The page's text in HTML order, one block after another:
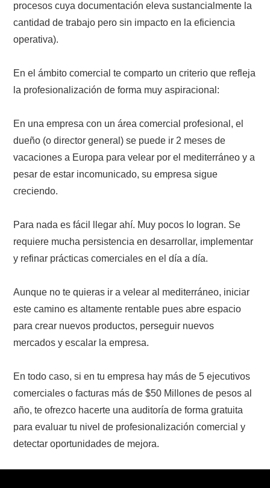
procesos cuya documentación eleva sustancialmente la
cantidad de trabajo pero sin impacto en la eficiencia
operativa).
En el ámbito comercial te comparto un criterio que refleja
la profesionalización de forma muy aspiracional:
En una empresa con un área comercial profesional, el
dueño (o director general) se puede ir 2 meses de
vacaciones a Europa para velear por el mediterráneo y a
pesar de estar incomunicado, su empresa sigue
creciendo.
Para nada es fácil llegar ahí. Muy pocos lo logran. Se
requiere mucha persistencia en desarrollar, implementar
y refinar prácticas comerciales en el día a día.
Aunque no te quieras ir a velear al mediterráneo, iniciar
este camino es altamente rentable pues abre espacio
para crear nuevos productos, perseguir nuevos
mercados y escalar la empresa.
En todo caso, si en tu empresa hay más de 5 ejecutivos
comerciales o facturas más de $50 Millones de pesos al
año, te ofrezco hacerte una auditoría de forma gratuita
para evaluar tu nivel de profesionalización comercial y
detectar oportunidades de mejora.